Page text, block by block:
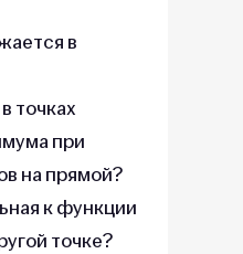
в
точках
при
на прямой?
к функции
точке?